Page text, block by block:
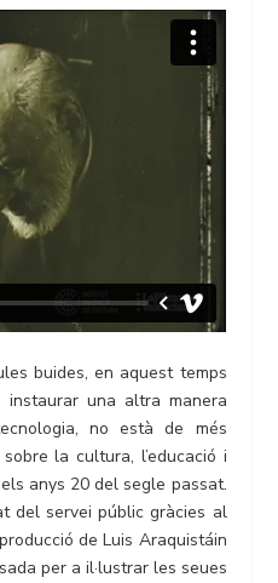
buides, en aquest temps
una altra manera
no està de més
la cultura, l’educació i
anys 20 del segle passat.
del servei públic gràcies al
de Luis Araquistáin
per a il·lustrar les seues